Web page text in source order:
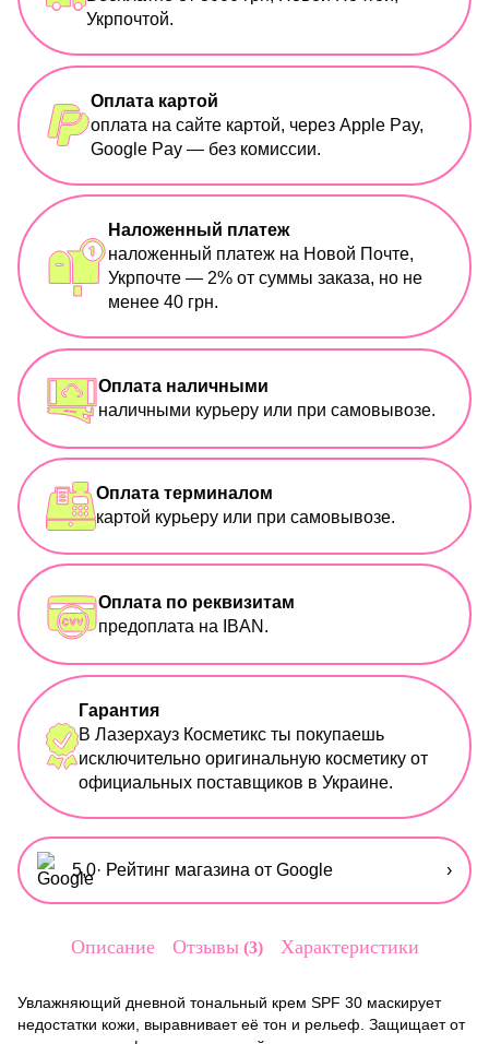
Укрпочтой.
Оплата картой
оплата на сайте картой, через Apple Pay,
Google Pay — без комиссии.
Наложенный платеж
наложенный платеж на Новой Почте,
Укрпочте — 2% от суммы заказа, но не
менее 40 грн.
Оплата наличными
наличными курьеру или при самовывозе.
Оплата терминалом
картой курьеру или при самовывозе.
Оплата по реквизитам
предоплата на IBAN.
Гарантия
В Лазерхауз Косметикс ты покупаешь
исключительно оригинальную косметику от
официальных поставщиков в Украине.
5,0· Рейтинг магазина от Google ›
Описание Отзывы 3 Характеристики
Увлажняющий дневной тональный крем SPF 30 маскирует
недостатки кожи, выравнивает её тон и рельеф. Защищает от